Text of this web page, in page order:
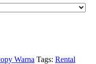
Warna Tags: Rental